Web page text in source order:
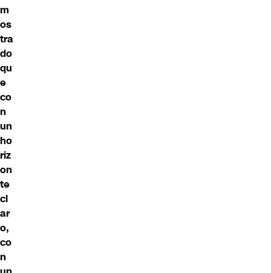
m
os
tra
do
qu
e
co
n
un
ho
riz
on
te
cl
ar
o,
co
n